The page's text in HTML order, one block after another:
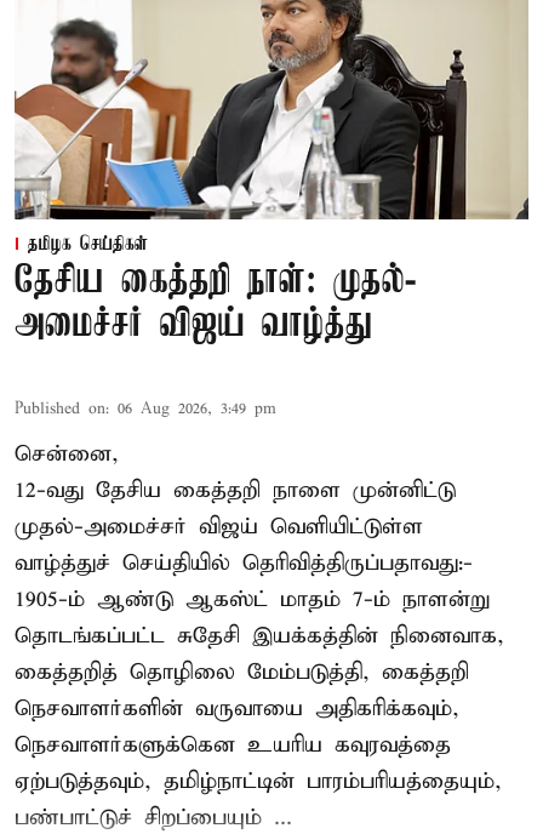
தமிழக செய்திகள்
தேசிய கைத்தறி நாள்: முதல்-
அமைச்சர் விஜய் வாழ்த்து
Published on: 06 Aug 2026, 3:49 pm
சென்னை,
12-வது தேசிய கைத்தறி நாளை முன்னிட்டு
முதல்-அமைச்சர் விஜய் வெளியிட்டுள்ள
வாழ்த்துச் செய்தியில் தெரிவித்திருப்பதாவது:-
1905-ம் ஆண்டு ஆகஸ்ட் மாதம் 7-ம் நாளன்று
தொடங்கப்பட்ட சுதேசி இயக்கத்தின் நினைவாக,
கைத்தறித் தொழிலை மேம்படுத்தி, கைத்தறி
நெசவாளர்களின் வருவாயை அதிகரிக்கவும்,
நெசவாளர்களுக்கென உயரிய கவுரவத்தை
ஏற்படுத்தவும், தமிழ்நாட்டின் பாரம்பரியத்தையும்,
பண்பாட்டுச் சிறப்பையும் ...